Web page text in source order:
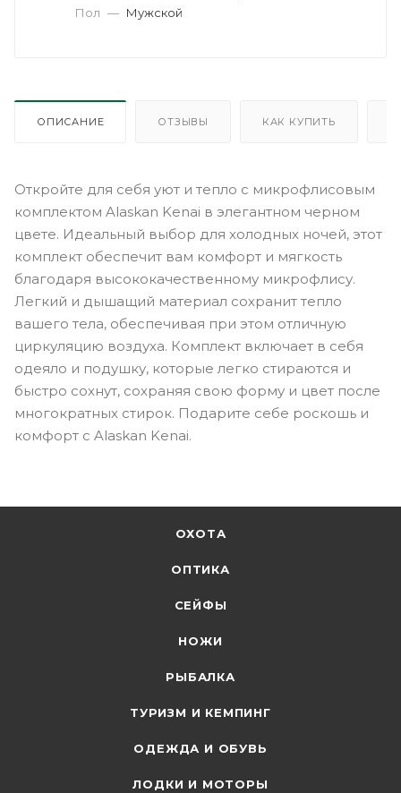
Пол — Мужской
ОПИСАНИЕ ОТЗЫВЫ КАК КУПИТЬ
Откройте для себя уют и тепло с микрофлисовым
комплектом Alaskan Kenai в элегантном черном
цвете. Идеальный выбор для холодных ночей, этот
комплект обеспечит вам комфорт и мягкость
благодаря высококачественному микрофлису.
Легкий и дышащий материал сохранит тепло
вашего тела, обеспечивая при этом отличную
циркуляцию воздуха. Комплект включает в себя
одеяло и подушку, которые легко стираются и
быстро сохнут, сохраняя свою форму и цвет после
многократных стирок. Подарите себе роскошь и
комфорт с Alaskan Kenai.
ОХОТА
ОПТИКА
СЕЙФЫ
НОЖИ
РЫБАЛКА
ТУРИЗМ И КЕМПИНГ
ОДЕЖДА И ОБУВЬ
ЛОДКИ И МОТОРЫ